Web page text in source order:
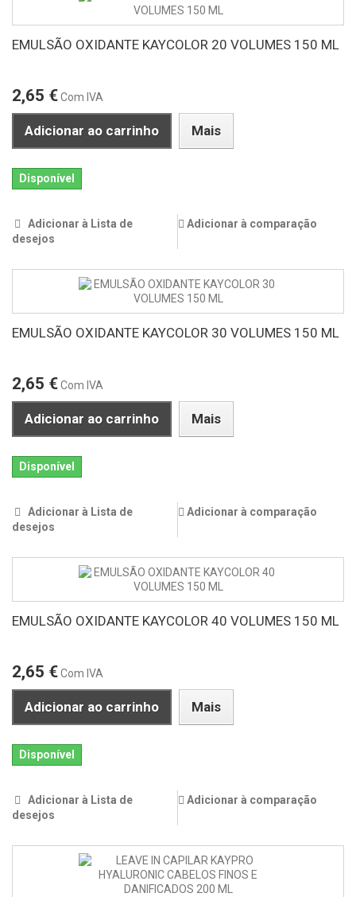
EMULSÃO OXIDANTE KAYCOLOR 20 VOLUMES 150 ML
2,65 €Com IVA
Adicionar ao carrinho Mais
Disponível
Adicionar à Lista de
desejos
Adicionar à comparação
EMULSÃO OXIDANTE KAYCOLOR 30 VOLUMES 150 ML
2,65 €Com IVA
Adicionar ao carrinho Mais
Disponível
Adicionar à Lista de
desejos
Adicionar à comparação
EMULSÃO OXIDANTE KAYCOLOR 40 VOLUMES 150 ML
2,65 €Com IVA
Adicionar ao carrinho Mais
Disponível
Adicionar à Lista de
desejos
Adicionar à comparação